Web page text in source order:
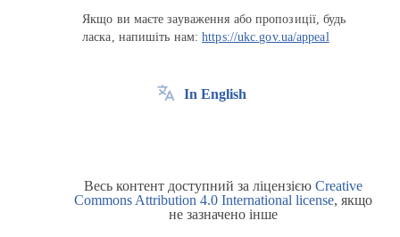
Якщо ви маєте зауваження або пропозиції, будь
ласка, напишіть нам:https://ukc.gov.ua/appeal
In English
Весь контент доступний за ліцензією Creative
Commons Attribution 4.0 International license, якщо
не зазначено інше